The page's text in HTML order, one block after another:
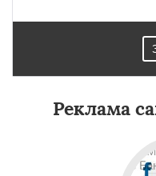
Реклама